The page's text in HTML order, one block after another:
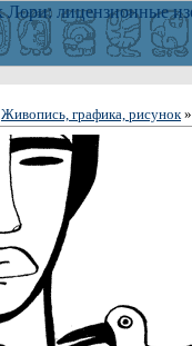
Живопись, графика, рисунок»